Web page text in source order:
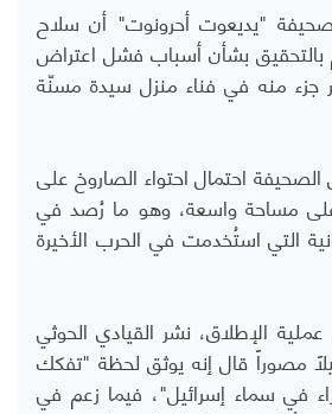
"يديعوت أحرونوت" أن سلاح
بالتحقيق بشأن أسباب فشل اعتراض
جزء منه في فناء منزل سيدة مسنّة
احتمال احتواء الصاروخ على
على مساحة واسعة، وهو ما رُصد في
التي استُخدمت في الحرب الأخيرة
الإطلاق، نشر القيادي الحوثي
مصوراً قال إنه يوثق لحظة "تفكك
في سماء إسرائيل"، فيما زعم في